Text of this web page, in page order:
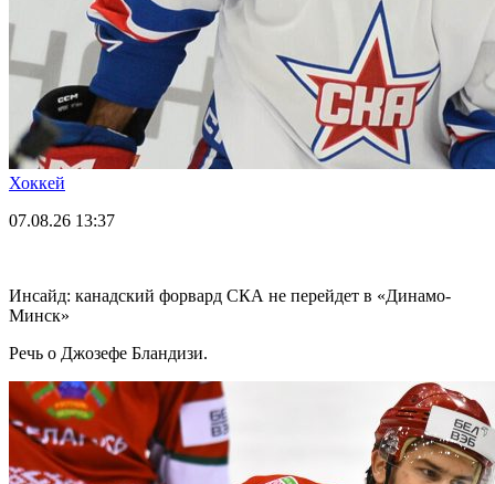
Хоккей
07.08.26 13:37
Инсайд: канадский форвард СКА не перейдет в «Динамо-
Минск»
Речь о Джозефе Бландизи.